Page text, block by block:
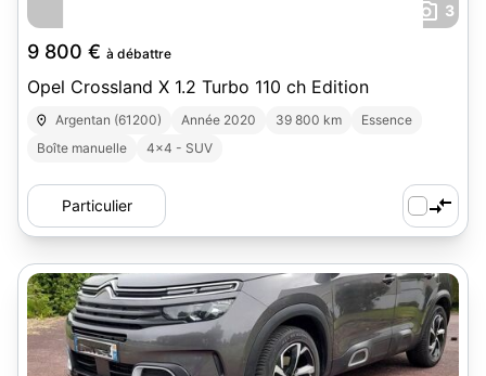
3
9 800 € à débattre
Opel Crossland X 1.2 Turbo 110 ch Edition
Argentan (61200) Année 2020 39 800 km
Essence
Boîte manuelle
4x4 - SUV
Particulier